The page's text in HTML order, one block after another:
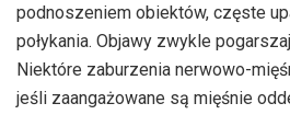
podnoszeniem obiektów, częste
połykania. Objawy zwykle
Niektóre zaburzenia nerwowo-
jeśli zaangażowane są mięśnie